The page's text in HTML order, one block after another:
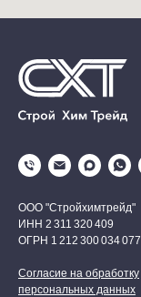
ООО "Стройхимтрейд"
ИНН 2 311 320 409
ОГРН 1 212 300 034 077
Согласие на обработку
персональных данных